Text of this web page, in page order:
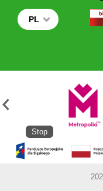
PL
Stop